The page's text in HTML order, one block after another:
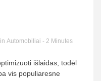
in Automobiliai - 2 Minutes
išlaidas, todėl
vis populiaresne